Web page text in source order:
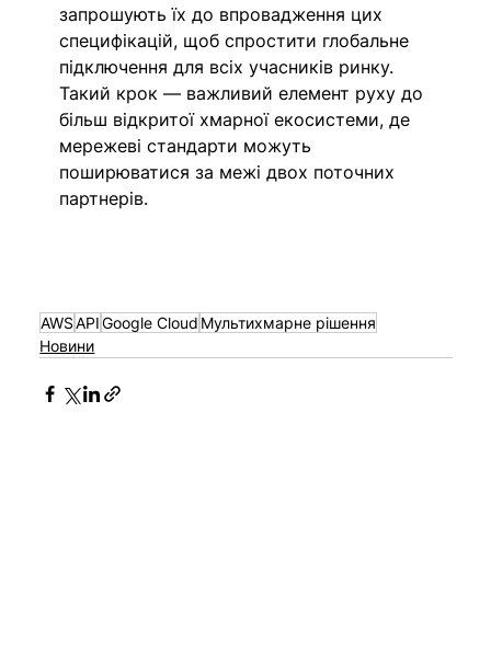
запрошують їх до впровадження цих
специфікацій, щоб спростити глобальне
підключення для всіх учасників ринку.
Такий крок — важливий елемент руху до
більш відкритої хмарної екосистеми, де
мережеві стандарти можуть
поширюватися за межі двох поточних
партнерів.
AWSAPIGoogle Cloud Мультихмарне рішення
Новини